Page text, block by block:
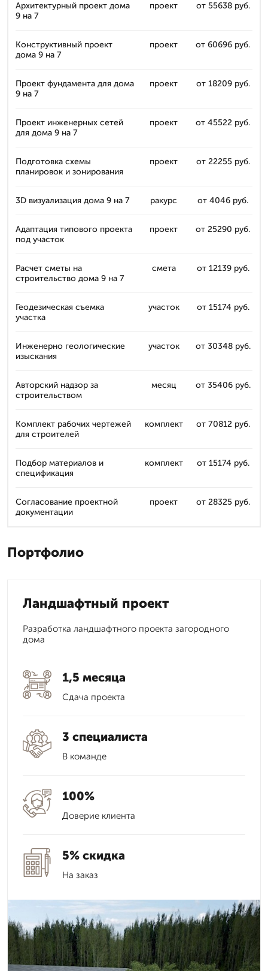
Архитектурный проект дома
9 на 7
проект от 55638 руб.
Конструктивный проект
дома 9 на 7
проект от 60696 руб.
Проект фундамента для дома
9 на 7
проект от 18209 руб.
Проект инженерных сетей
для дома 9 на 7
проект от 45522 руб.
Подготовка схемы
планировок и зонирования
проект от 22255 руб.
3D визуализация дома 9 на 7 ракурс от 4046 руб.
Адаптация типового проекта
под участок
проект от 25290 руб.
Расчет сметы на
строительство дома 9 на 7
смета от 12139 руб.
Геодезическая съемка
участка
участок от 15174 руб.
Инженерно геологические
изыскания
участок от 30348 руб.
Авторский надзор за
строительством
месяц от 35406 руб.
Комплект рабочих чертежей
для строителей
комплект от 70812 руб.
Подбор материалов и
спецификация
комплект от 15174 руб.
Согласование проектной
документации
проект от 28325 руб.
Портфолио
Ландшафтный проект
Разработка ландшафтного проекта загородного
дома
1,5 месяца
Сдача проекта
3 специалиста
В команде
100%
Доверие клиента
5% скидка
На заказ